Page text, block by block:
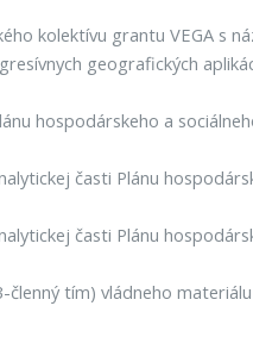
kolektívu grantu VEGA s
geografických
hospodárskeho a
časti Plánu
časti Plánu
členný tím) vládneho